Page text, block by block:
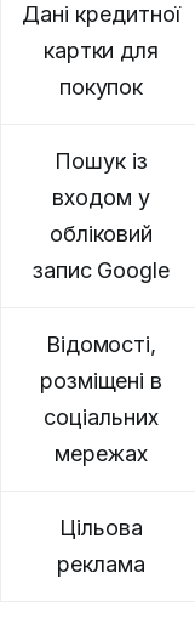
Дані кредитної
картки для
покупок
Пошук із
входом у
обліковий
запис Google
Відомості,
розміщені в
соціальних
мережах
Цільова
реклама